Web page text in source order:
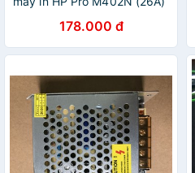
178.000 đ